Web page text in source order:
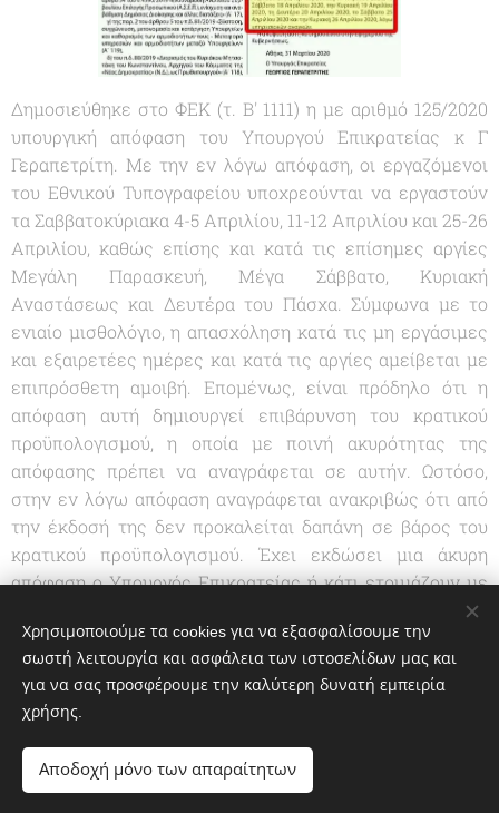
Δημοσιεύθηκε στο ΦΕΚ (τ. Β' 1111) η με αριθμό 125/2020
υπουργική απόφαση του Υπουργού Επικρατείας κ Γ
Γεραπετρίτη. Με την εν λόγω απόφαση, οι εργαζόμενοι
του Εθνικού Τυπογραφείου υποχρεούνται να εργαστούν
τα Σαββατοκύριακα 4-5 Απριλίου, 11-12 Απριλίου και 25-26
Απριλίου, καθώς επίσης και κατά τις επίσημες αργίες
Μεγάλη Παρασκευή, Μέγα Σάββατο, Κυριακή
Αναστάσεως και Δευτέρα του Πάσχα. Σύμφωνα με το
ενιαίο μισθολόγιο, η απασχόληση κατά τις μη εργάσιμες
και εξαιρετέες ημέρες και κατά τις αργίες αμείβεται με
επιπρόσθετη αμοιβή. Επομένως, είναι πρόδηλο ότι η
απόφαση αυτή δημιουργεί επιβάρυνση του κρατικού
προϋπολογισμού, η οποία με ποινή ακυρότητας της
απόφασης πρέπει να αναγράφεται σε αυτήν. Ωστόσο,
στην εν λόγω απόφαση αναγράφεται ανακριβώς ότι από
την έκδοσή της δεν προκαλείται δαπάνη σε βάρος του
κρατικού προϋπολογισμού. Έχει εκδώσει μια άκυρη
απόφαση ο Υπουργός Επικρατείας ή κάτι ετοιμάζουν με
Share
Χρησιμοποιούμε τα cookies για να εξασφαλίσουμε την
σωστή λειτουργία και ασφάλεια των ιστοσελίδων μας και
για να σας προσφέρουμε την καλύτερη δυνατή εμπειρία
χρήσης.
Αποδοχή μόνο των απαραίτητων